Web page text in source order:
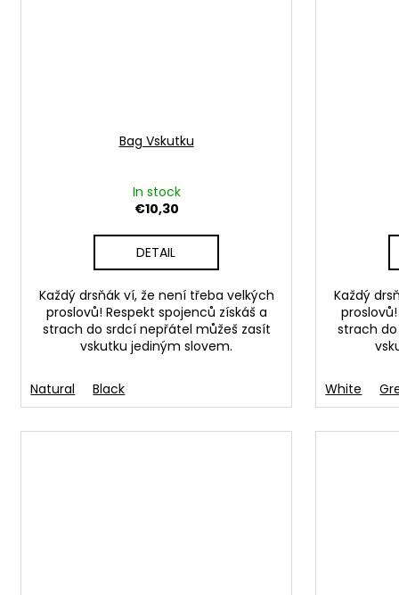
Bag Vskutku
In stock
€10,30
DETAIL
Každý drsňák ví, že není třeba velkých
proslovů! Respekt spojenců získáš a
strach do srdcí nepřátel můžeš zasít
vskutku jediným slovem.
Natural Black
Každý
strach
White